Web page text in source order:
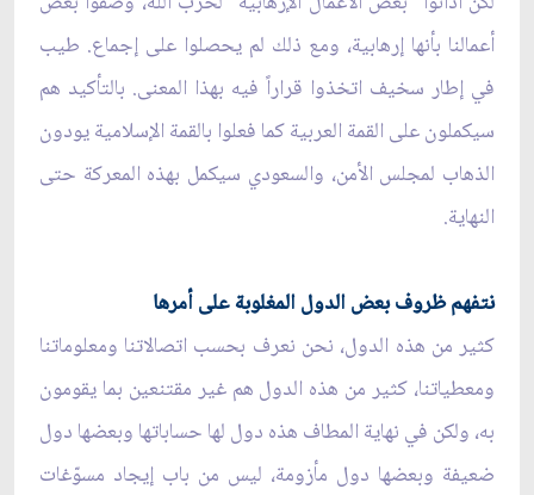
أعمالنا بأنها إرهابية، ومع ذلك لم يحصلوا على إجماع. طيب
في إطار سخيف اتخذوا قراراً فيه بهذا المعنى. بالتأكيد هم
سيكملون على القمة العربية كما فعلوا بالقمة الإسلامية يودون
الذهاب لمجلس الأمن، والسعودي سيكمل بهذه المعركة حتى
النهاية.
نتفهم ظروف بعض الدول المغلوبة على أمرها
كثير من هذه الدول، نحن نعرف بحسب اتصالاتنا ومعلوماتنا
ومعطياتنا، كثير من هذه الدول هم غير مقتنعين بما يقومون
به، ولكن في نهاية المطاف هذه دول لها حساباتها وبعضها دول
ضعيفة وبعضها دول مأزومة، ليس من باب إيجاد مسوّغات